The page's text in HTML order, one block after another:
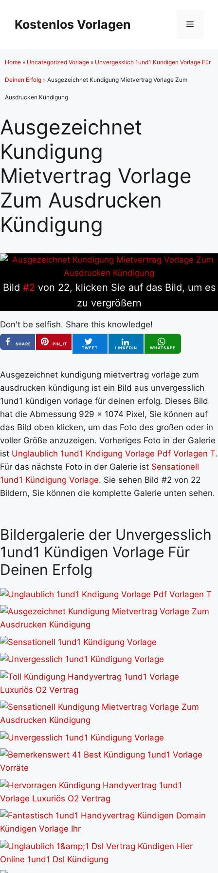
Inhalt
springen
Kostenlos Vorlagen Menü
Home » Uncategorized Vorlage » Unvergesslich 1und1 Kündigen Vorlage Für
Deinen Erfolg » Ausgezeichnet Kundigung Mietvertrag Vorlage Zum
Ausdrucken Kündigung
Ausgezeichnet
Kundigung
Mietvertrag Vorlage
Zum Ausdrucken
Kündigung
Bild #2 von 22, klicken Sie auf das Bild, um es
zu vergrößern
Don't be selfish. Share this knowledge!
SHARE
PIN_IT
TWEET
LINKEDIN WHATSAPP
Ausgezeichnet kundigung mietvertrag vorlage zum
ausdrucken kündigung ist ein Bild aus unvergesslich
1und1 kündigen vorlage für deinen erfolg. Dieses Bild
hat die Abmessung 929 x 1074 Pixel, Sie können auf
das Bild oben klicken, um das Foto des großen oder in
voller Größe anzuzeigen. Vorheriges Foto in der Galerie
ist Unglaublich 1und1 Kndigung Vorlage Pdf Vorlagen T.
Für das nächste Foto in der Galerie ist Sensationell
1und1 Kündigung Vorlage. Sie sehen Bild #2 von 22
Bildern, Sie können die komplette Galerie unten sehen.
Bildergalerie der Unvergesslich
1und1 Kündigen Vorlage Für
Deinen Erfolg